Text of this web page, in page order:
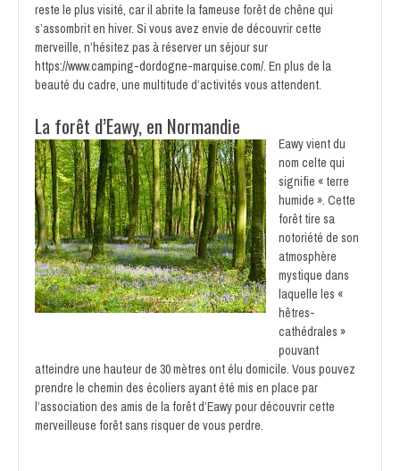
reste le plus visité, car il abrite la fameuse forêt de chêne qui
s’assombrit en hiver. Si vous avez envie de découvrir cette
merveille, n’hésitez pas à réserver un séjour sur
https://www.camping-dordogne-marquise.com/ . En plus de la
beauté du cadre, une multitude d’activités vous attendent.
La forêt d’Eawy, en Normandie
Eawy vient du
nom celte qui
signifie « terre
humide ». Cette
forêt tire sa
notoriété de son
atmosphère
mystique dans
laquelle les «
hêtres-
cathédrales »
pouvant
atteindre une hauteur de 30 mètres ont élu domicile. Vous pouvez
prendre le chemin des écoliers ayant été mis en place par
l’association des amis de la forêt d’Eawy pour découvrir cette
merveilleuse forêt sans risquer de vous perdre.